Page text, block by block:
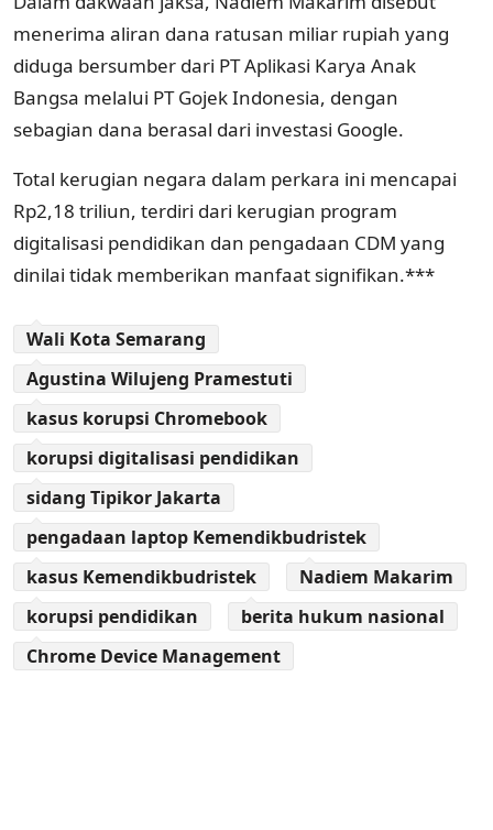
menerima aliran dana ratusan miliar rupiah yang
diduga bersumber dari PT Aplikasi Karya Anak
Bangsa melalui PT Gojek Indonesia, dengan
sebagian dana berasal dari investasi Google.
Total kerugian negara dalam perkara ini mencapai
Rp2,18 triliun, terdiri dari kerugian program
digitalisasi pendidikan dan pengadaan CDM yang
dinilai tidak memberikan manfaat signifikan.***
Wali Kota Semarang
Agustina Wilujeng Pramestuti
kasus korupsi Chromebook
korupsi digitalisasi pendidikan
sidang Tipikor Jakarta
pengadaan laptop Kemendikbudristek
kasus Kemendikbudristek
Nadiem Makarim
korupsi pendidikan
berita hukum nasional
Chrome Device Management